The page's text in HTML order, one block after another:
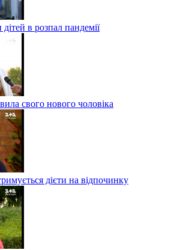
в розпал пандемії
свого нового чоловіка
дієти на відпочинку